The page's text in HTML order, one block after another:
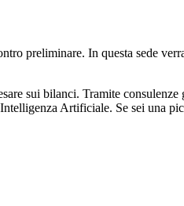
preliminare. In questa sede
sui bilanci. Tramite
Artificiale. Se sei una